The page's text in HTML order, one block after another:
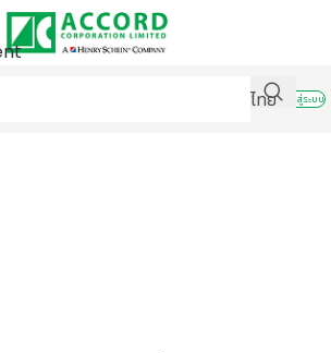
ไทย
เข้าสู่ระบบ